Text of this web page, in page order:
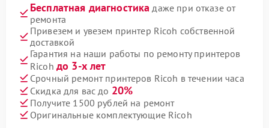
Бесплатная диагностика даже при отказе от
ремонта
Привезем и увезем принтер Ricoh собственной
доставкой
Гарантия на наши работы по ремонту принтеров
Ricoh до 3-х лет
Срочный ремонт принтеров Ricoh в течении часа
Скидка для вас до 20%
Получите 1500 рублей на ремонт
Оригинальные комплектующие Ricoh